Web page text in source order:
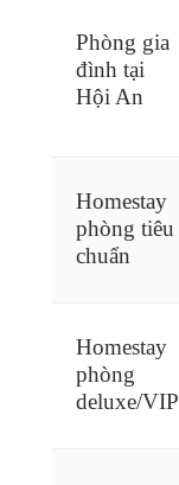
Phòng gia
đình tại
Hội An
Homestay
phòng tiêu
chuẩn
Homestay
phòng
deluxe/VIP